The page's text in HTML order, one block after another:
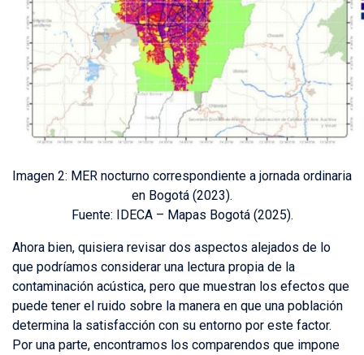
Imagen 2: MER nocturno correspondiente a jornada ordinaria
en Bogotá (2023).
Fuente: IDECA – Mapas Bogotá (2025).
Ahora bien, quisiera revisar dos aspectos alejados de lo
que podríamos considerar una lectura propia de la
contaminación acústica, pero que muestran los efectos que
puede tener el ruido sobre la manera en que una población
determina la satisfacción con su entorno por este factor.
Por una parte, encontramos los comparendos que impone